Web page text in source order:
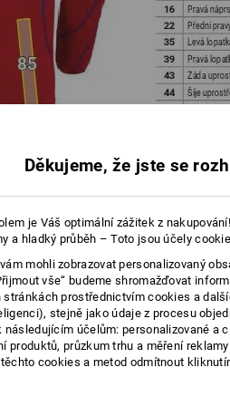
správná TECHNOLOGIE u každého
1) se zobrazí přehled s údaji o
jsou vhodné pro zvolené umístění
technologiích individuální
Děkujeme, že jste se
je Váš optimální zážitek z
a hladký průběh – Toto jsou účely
mohli zobrazovat personalizovaný
vše“ budeme shromažďovat
stránkách prostřednictvím cookies a
stejně jako údaje z procesu
následujícím účelům: personalizované a
produktů, průzkum trhu a měření
cookies a metod odmítnout